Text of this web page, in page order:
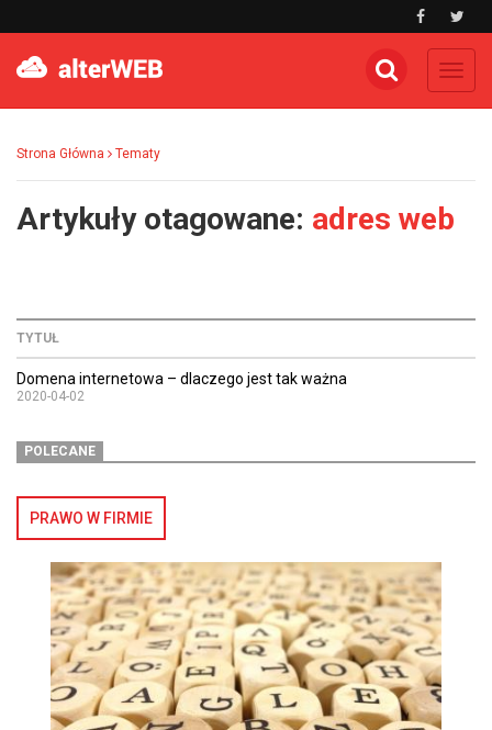
Strona Główna Tematy
Artykuły otagowane: adres web
TYTUŁ
Domena internetowa – dlaczego jest tak ważna
2020-04-02
POLECANE
PRAWO W FIRMIE